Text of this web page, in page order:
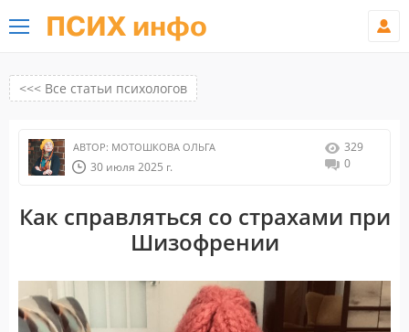
ПСИХ инфо
<<< Все статьи психологов
АВТОР: МОТОШКОВА ОЛЬГА
30 июля 2025 г.
329
0
Как справляться со страхами при
Шизофрении